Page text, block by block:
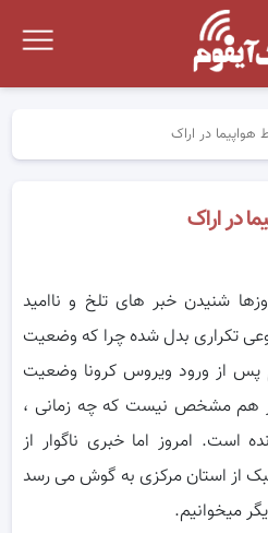
در اراک
در اراک
شنیدن خبر های تلخ و ناامید
تکراری بدل شده چرا که وضعیت
پس از ورود ویروس کرونا وضعیت
هم مشخص نیست که چه زمانی ،
است. امروز اما خبری ناگوار از
از استان مرکزی به گوش می رسد
میخوانیم.